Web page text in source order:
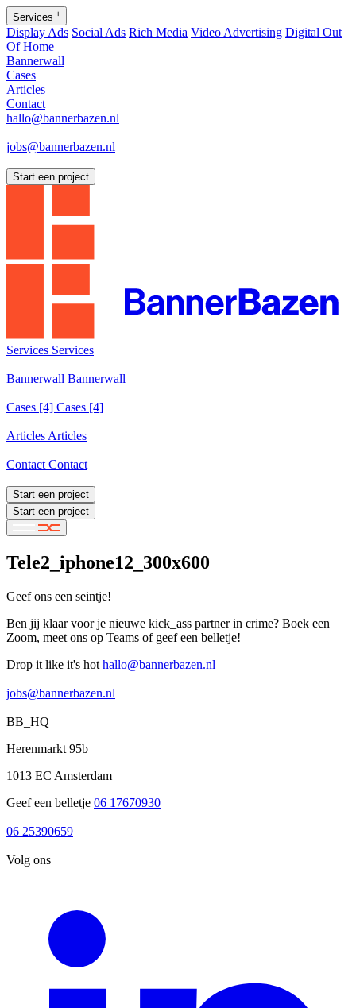
Services +
Display Ads Social Ads Rich Media Video Advertising Digital Out
Of Home
Bannerwall
Cases
Articles
Contact
hallo@bannerbazen.nl
jobs@bannerbazen.nl
Start een project
Services Services
Bannerwall Bannerwall
Cases [4] Cases [4]
Articles Articles
Contact Contact
Start een project
Start een project
Tele2_iphone12_300x600
Geef ons een seintje!
Ben jij klaar voor je nieuwe kick_ass partner in crime? Boek een
Zoom, meet ons op Teams of geef een belletje!
Drop it like it's hot hallo@bannerbazen.nl
jobs@bannerbazen.nl
BB_HQ
Herenmarkt 95b
1013 EC Amsterdam
Geef een belletje 06 17670930
06 25390659
Volg ons